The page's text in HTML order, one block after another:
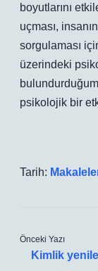
boyutlarını
uçması,
sorgulaması
üzerindeki
psikolojik bir
Tarih:
Önceki Yazı
Kimlik